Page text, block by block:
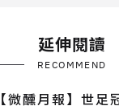
延伸閱讀
RECOMMEND
【微醺月報】世足